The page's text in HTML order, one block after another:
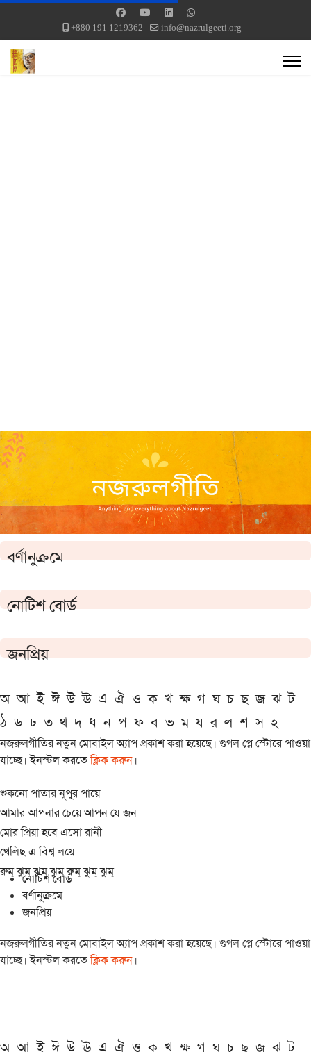
+880 191 1219362 info@nazrulgeeti.org
বর্ণানুক্রমে
নোটিশ বোর্ড
জনপ্রিয়
অ আ ই ঈ উ ঊ এ ঐ ও ক খ ক্ষ গ ঘ চ ছ জ ঝ ট
ঠ ড ঢ ত থ দ ধ ন প ফ ব ভ ম য র ল শ স হ
নজরুলগীতির নতুন মোবাইল অ্যাপ প্রকাশ করা হয়েছে। গুগল প্লে স্টোরে পাওয়া
যাচ্ছে। ইনস্টল করতেক্লিক করুন।
শুকনো পাতার নূপুর পায়ে
আমার আপনার চেয়ে আপন যে জন
মোর প্রিয়া হবে এসো রানী
খেলিছ এ বিশ্ব লয়ে
রুম্ ঝুম্ ঝুম্ ঝুম্ রুম্ ঝুম্ ঝুম্
নোটিশ বোর্ড
বর্ণানুক্রমে
জনপ্রিয়
নজরুলগীতির নতুন মোবাইল অ্যাপ প্রকাশ করা হয়েছে। গুগল প্লে স্টোরে পাওয়া
যাচ্ছে। ইনস্টল করতেক্লিক করুন।
অ আ ই ঈ উ ঊ এ ঐ ও ক খ ক্ষ গ ঘ চ ছ জ ঝ ট